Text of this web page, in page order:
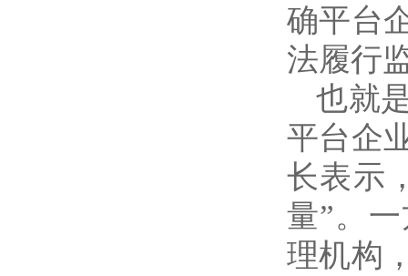
确平台
法履行
也就
平台企
长表示
量”。
理机构